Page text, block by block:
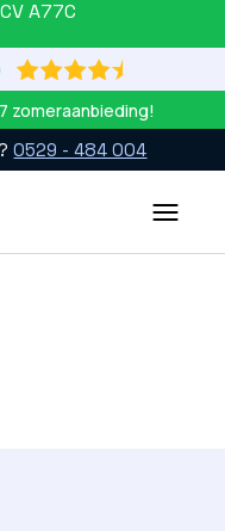
A77C

zomeraanbieding!
0529 - 484 004